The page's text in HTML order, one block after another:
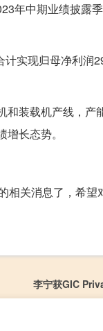
年中期业绩披露
实现归母净利润
装载机产线，产
长态势。
相关消息了，希望
李宁获GIC